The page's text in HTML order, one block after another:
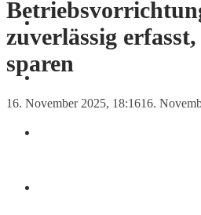
zuverlässig
sparen
16. November 2025, 18:1616.